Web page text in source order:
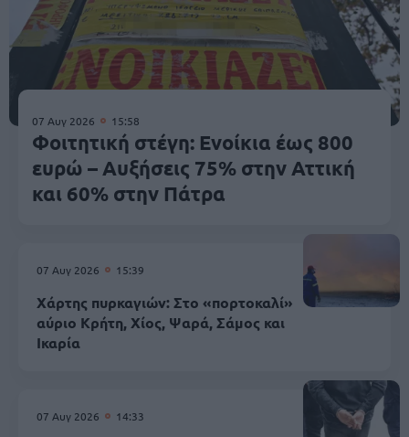
07 Αυγ 2026 15:58
Φοιτητική στέγη: Ενοίκια έως 800
ευρώ – Αυξήσεις 75% στην Αττική
και 60% στην Πάτρα
07 Αυγ 2026 15:39
Χάρτης πυρκαγιών: Στο «πορτοκαλί»
αύριο Κρήτη, Χίος, Ψαρά, Σάμος και
Ικαρία
07 Αυγ 2026 14:33